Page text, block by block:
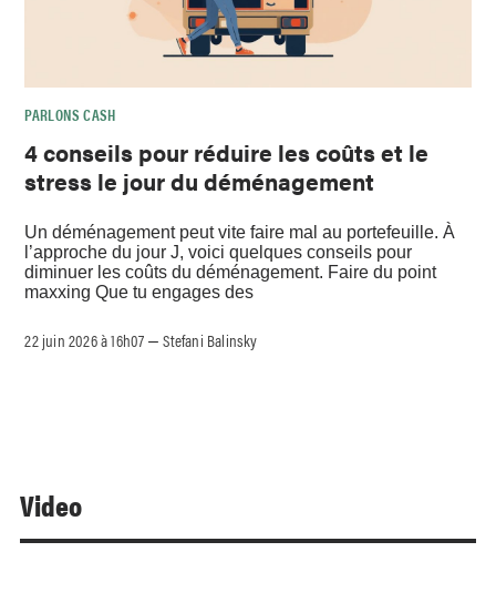
PARLONS CASH
4 conseils pour réduire les coûts et le
stress le jour du déménagement
Un déménagement peut vite faire mal au portefeuille. À
l’approche du jour J, voici quelques conseils pour
diminuer les coûts du déménagement. Faire du point
maxxing Que tu engages des
22 juin 2026 à 16h07 –Stefani Balinsky
Video